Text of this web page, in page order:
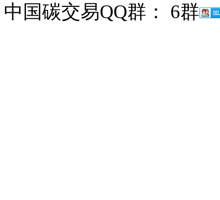
中国碳交易QQ群： 6群